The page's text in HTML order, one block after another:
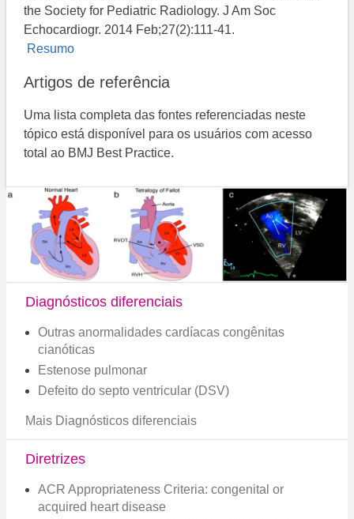
the Society for Pediatric Radiology. J Am Soc
Echocardiogr. 2014 Feb;27(2):111-41.
Resumo
Artigos de referência
Uma lista completa das fontes referenciadas neste
tópico está disponível para os usuários com acesso
total ao BMJ Best Practice.
Diagnósticos diferenciais
Outras anormalidades cardíacas congênitas
cianóticas
Estenose pulmonar
Defeito do septo ventricular (DSV)
Mais Diagnósticos diferenciais
Diretrizes
ACR Appropriateness Criteria: congenital or
acquired heart disease